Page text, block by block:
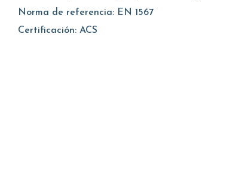
Norma de referencia: EN 1567
Certificación: ACS